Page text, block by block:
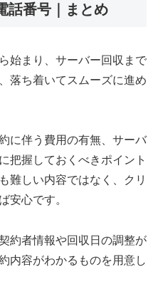
話番号｜まとめ
始まり、サーバー回収まで
落ち着いてスムーズに進め
に伴う費用の有無、サーバ
把握しておくべきポイント
難しい内容ではなく、クリ
安心です。
約者情報や回収日の調整が
内容がわかるものを用意し